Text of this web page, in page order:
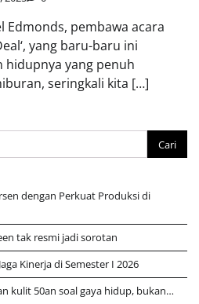
Edmonds, pembawa acara
yang baru-baru ini
hidupnya yang penuh
seringkali kita […]
dengan Perkuat Produksi di
tak resmi jadi sorotan
Kinerja di Semester I 2026
kulit 50an soal gaya hidup, bukan…